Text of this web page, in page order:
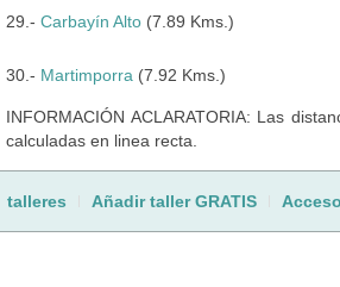
29.- Carbayín Alto (7.89 Kms.)
30.- Martimporra (7.92 Kms.)
INFORMACIÓN ACLARATORIA: Las
calculadas en linea recta.
talleres Añadir taller GRATIS